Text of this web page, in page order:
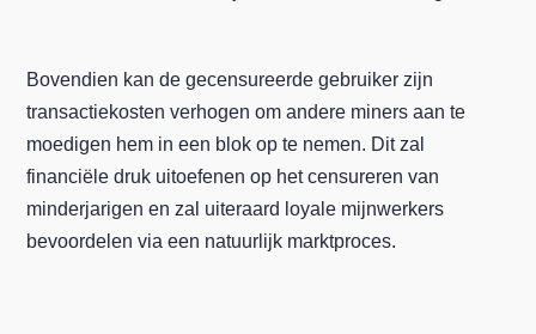
Bovendien kan de gecensureerde gebruiker zijn
transactiekosten verhogen om andere miners aan te
moedigen hem in een blok op te nemen. Dit zal
financiële druk uitoefenen op het censureren van
minderjarigen en zal uiteraard loyale mijnwerkers
bevoordelen via een natuurlijk marktproces.